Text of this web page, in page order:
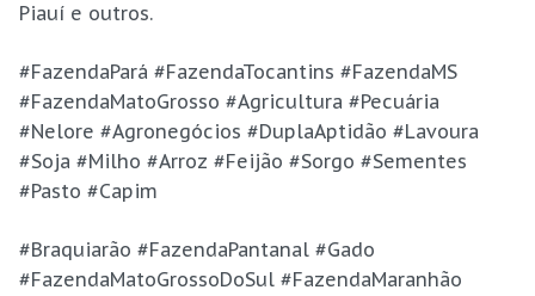
Piauí e outros.
#FazendaPará #FazendaTocantins #FazendaMS
#FazendaMatoGrosso #Agricultura #Pecuária
#Nelore #Agronegócios #DuplaAptidão #Lavoura
#Soja #Milho #Arroz #Feijão #Sorgo #Sementes
#Pasto #Capim
#Braquiarão #FazendaPantanal #Gado
#FazendaMatoGrossoDoSul #FazendaMaranhão